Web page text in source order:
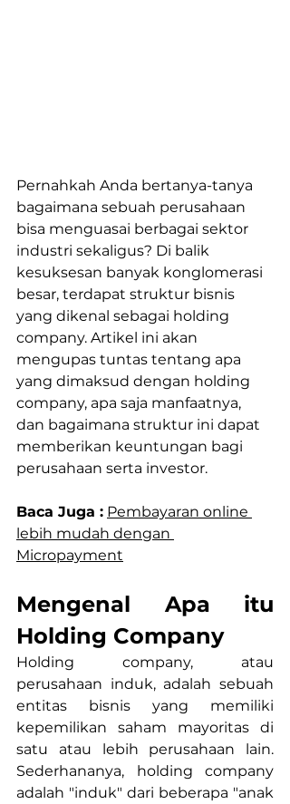
Pernahkah Anda bertanya-tanya
bagaimana sebuah perusahaan
bisa menguasai berbagai sektor
industri sekaligus? Di balik
kesuksesan banyak konglomerasi
besar, terdapat struktur bisnis
yang dikenal sebagai holding
company. Artikel ini akan
mengupas tuntas tentang apa
yang dimaksud dengan holding
company, apa saja manfaatnya,
dan bagaimana struktur ini dapat
memberikan keuntungan bagi
perusahaan serta investor.
Baca Juga : Pembayaran online
lebih mudah dengan
Micropayment
Mengenal Apa itu
Holding Company
Holding company, atau
perusahaan induk, adalah sebuah
entitas bisnis yang memiliki
kepemilikan saham mayoritas di
satu atau lebih perusahaan lain.
Sederhananya, holding company
adalah "induk" dari beberapa "anak